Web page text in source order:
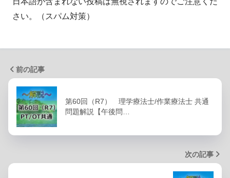
さい。（スパム対策）
前の記事
第60回（R7） 理学療法士/作業療法士 共通
問題解説【午後問…
次の記事